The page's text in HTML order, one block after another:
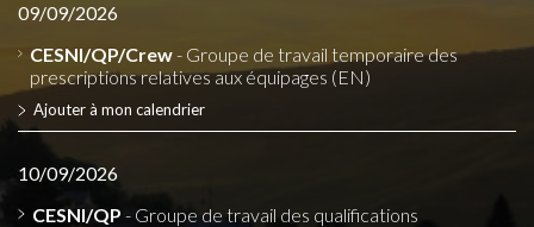
09/09/2026
CESNI/QP/Crew- Groupe de travail temporaire des
prescriptions relatives aux équipages (EN)
Ajouter à mon calendrier
10/09/2026
CESNI/QP - Groupe de travail des qualifications